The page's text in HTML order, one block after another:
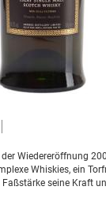
Wiedereröffnung
Whiskies, ein
seine Kraft